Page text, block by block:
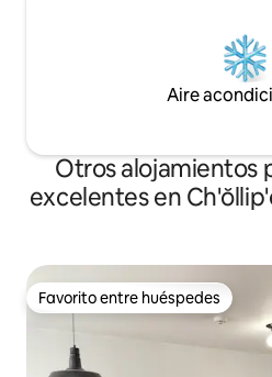
Aire
Otros alojamientos
excelentes en
Favorito entre huéspedes
Favorito entre huéspedes